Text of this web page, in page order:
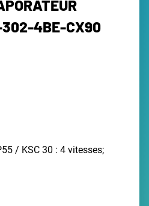
302-4BE-CX90
/ KSC 30 : 4 vitesses;